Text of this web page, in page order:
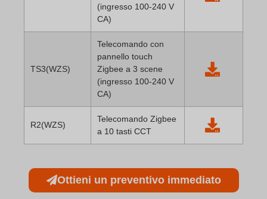
(ingresso 100-240 V
CA)
TS3(WZS)
Telecomando con
pannello touch
Zigbee a 3 scene
(ingresso 100-240 V
CA)
R2(WZS)
Telecomando Zigbee
a 10 tasti CCT
Ottieni un preventivo immediato